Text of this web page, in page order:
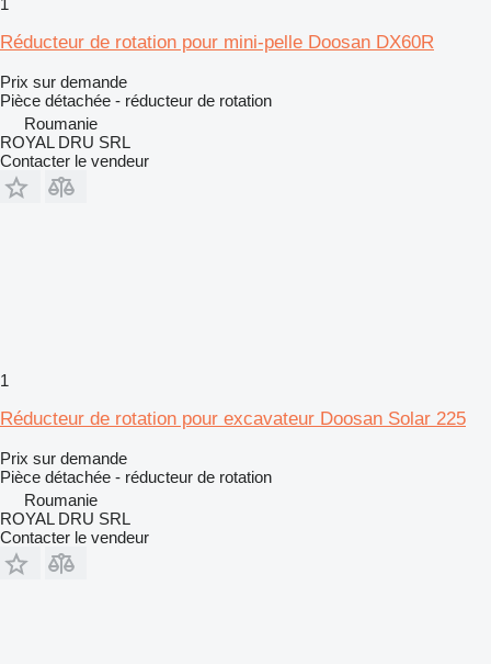
Réducteur de rotation pour mini-pelle Doosan DX60R
Prix sur demande
Pièce détachée - réducteur de rotation
Roumanie
ROYAL DRU SRL
Contacter le vendeur
1
Réducteur de rotation pour excavateur Doosan Solar 225
Prix sur demande
Pièce détachée - réducteur de rotation
Roumanie
ROYAL DRU SRL
Contacter le vendeur